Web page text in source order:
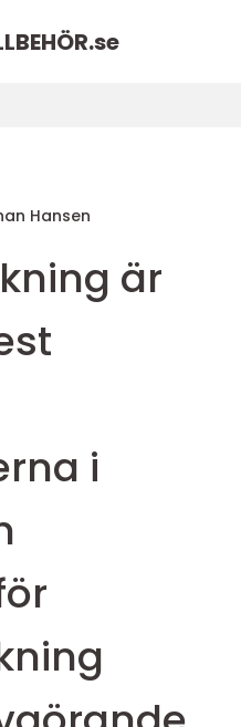
se
Hansen
är
i